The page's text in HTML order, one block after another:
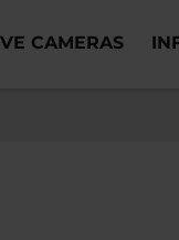
CAMERAS